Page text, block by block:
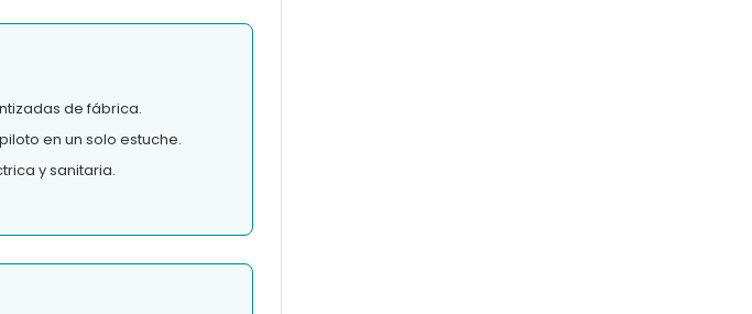
de fábrica.
en un solo estuche.
y sanitaria.